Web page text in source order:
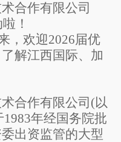
合作有限公司
！
，欢迎2026届优
解江西国际、加
合作有限公司 (以
1983年经国务院批
出资监管的大型